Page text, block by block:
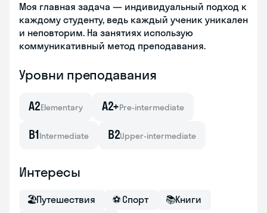
Моя главная задача — индивидуальный подход к
каждому студенту, ведь каждый ученик уникален
и неповторим. На занятиях использую
коммуникативный метод преподавания.
Уровни преподавания
A2Elementary A2+Pre-intermediate
B1Intermediate B2Upper-intermediate
Интересы
🏖Путешествия ⚽ Спорт 📚Книги